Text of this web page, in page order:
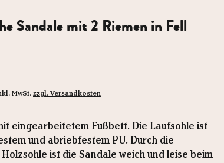
Sandale mit 2 Riemen in Fell
MwSt. zzgl. Versandkosten
eingearbeitetem Fußbett. Die Laufsohle ist
und abriebfestem PU. Durch die
ist die Sandale weich und leise beim